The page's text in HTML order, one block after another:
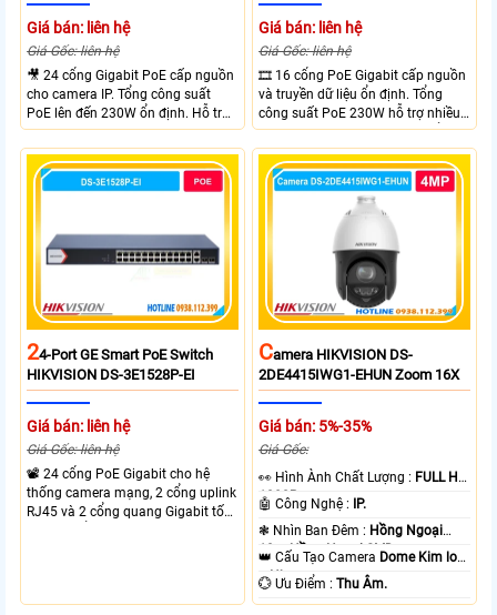
Giá bán: liên hệ
Giá Gốc: liên hệ
🎥 24 cổng Gigabit PoE cấp nguồn
cho camera IP. Tổng công suất
PoE lên đến 230W ổn định. Hỗ trợ
truyền PoE xa đến 300 mét. Băng
thông chuyển mạch đạt 68 Gbps
mạnh mẽ.
Giá bán: liên hệ
Giá Gốc: liên hệ
🎞 16 cổng PoE Gigabit cấp nguồn
và truyền dữ liệu ổn định. Tổng
công suất PoE 230W hỗ trợ nhiều
thiết bị cùng lúc. Tốc độ chuyển
mạch 68Gbps đảm bảo hiệu suất
cao ổn định. Hỗ trợ truyền PoE xa
lên đến 300m cho hệ thống
24-Port GE Smart PoE Switch
HIKVISION DS-3E1528P-EI
Giá bán: liên hệ
Giá Gốc: liên hệ
📽 24 cổng PoE Gigabit cho hệ
thống camera mạng, 2 cổng uplink
RJ45 và 2 cổng quang Gigabit tốc
CAmera HIKVISION DS-
2DE4415IWG1-EHUN Zoom 16X
Giá bán: 5%-35%
Giá Gốc:
️👀 Hình Ành Chất Lượng : FULL HD
1080P .
🤖️ Công Nghệ :
IP.
❃ Nhìn Ban Đêm : Hồng Ngoại
10m Hồng Ngoại SMD.
👑 Cấu Tạo Camera Dome Kim loại
+ Nhựa.
️💮 Ưu Điểm :Thu Âm.